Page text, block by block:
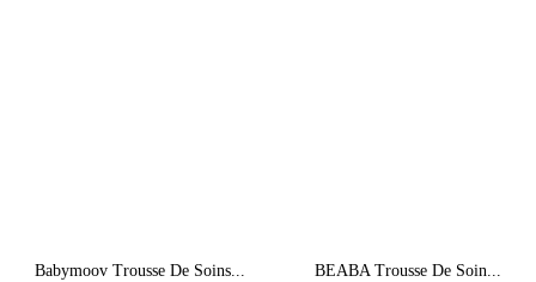
Babymoov Trousse De Soins... BEABA Trousse De Soin...